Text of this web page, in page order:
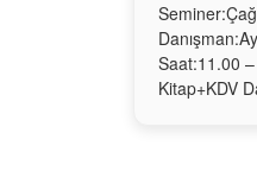
Saat:11.00
Kitap+KDV